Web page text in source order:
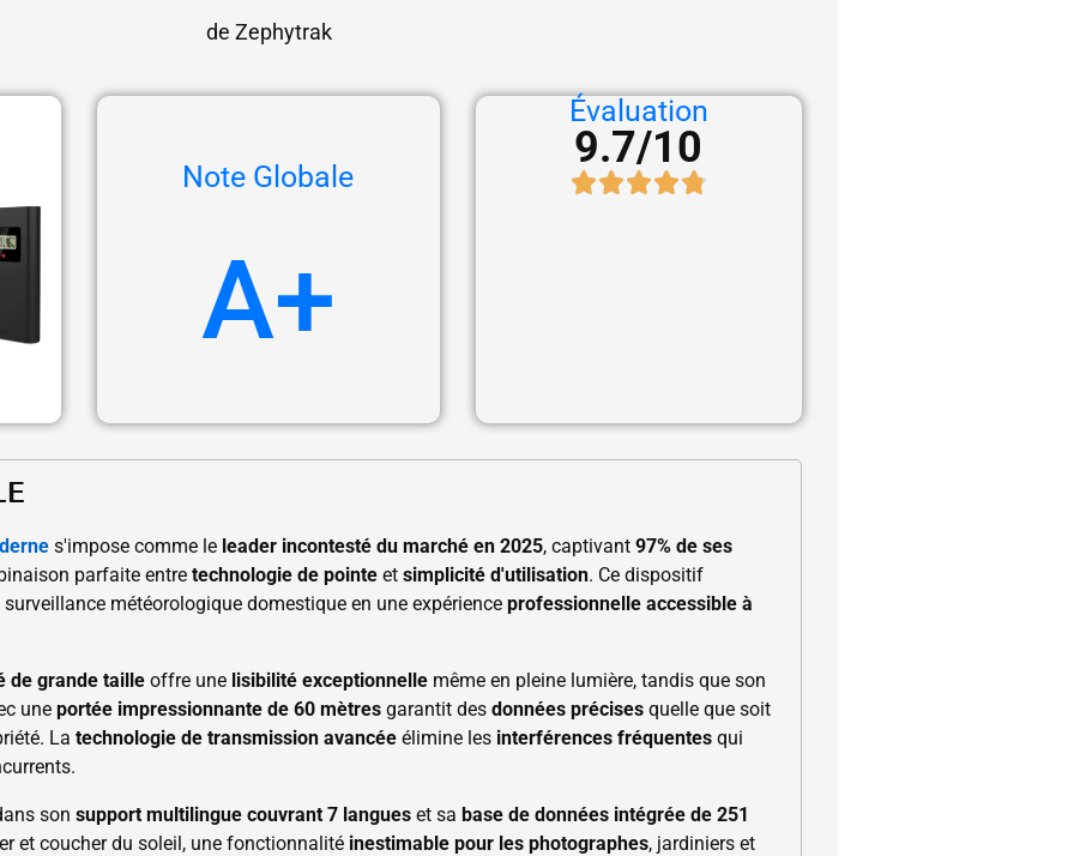
de Zephytrak
Note Globale
A+
Évaluation
9.7/10
s'impose comme le leader incontesté du marché en 2025, captivant 97% de ses
parfaite entre technologie de pointe et simplicité d'utilisation. Ce dispositif
météorologique domestique en une expérience professionnelle accessible à
de grande taille offre une lisibilité exceptionnelle même en pleine lumière, tandis que son
une portée impressionnante de 60 mètres garantit des données précises quelle que soit
La technologie de transmission avancée élimine les interférences fréquentes qui
son support multilingue couvrant 7 langues et sa base de données intégrée de 251
et coucher du soleil, une fonctionnalité inestimable pour les photographes, jardiniers et